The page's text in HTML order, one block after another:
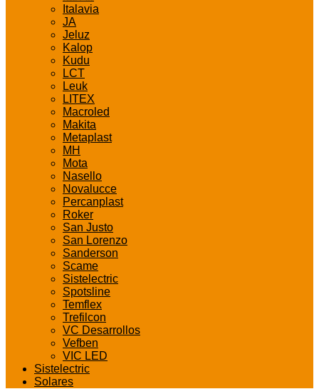
Italavia
JA
Jeluz
Kalop
Kudu
LCT
Leuk
LITEX
Macroled
Makita
Metaplast
MH
Mota
Nasello
Novalucce
Percanplast
Roker
San Justo
San Lorenzo
Sanderson
Scame
Sistelectric
Spotsline
Temflex
Trefilcon
VC Desarrollos
Vefben
VIC LED
Sistelectric
Solares